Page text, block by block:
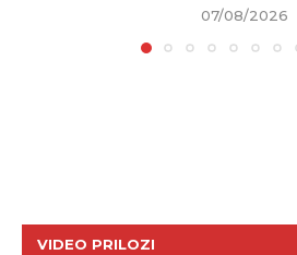
07/08/2026
VIDEO PRILOZI